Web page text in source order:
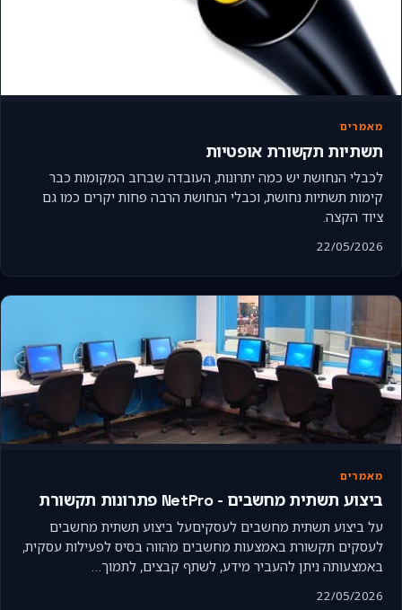
מאמרים
תשתיות תקשורת אופטיות
לכבלי הנחושת יש כמה יתרונות, העובדה שברוב המקומות כבר
קימות תשתיות נחושת, וכבלי הנחושת הרבה פחות יקרים כמו גם
ציוד הקצה.
22/05/2026
מאמרים
ביצוע תשתית מחשבים - NetPro פתרונות תקשורת
על ביצוע תשתית מחשבים לעסקיםעל ביצוע תשתית מחשבים
לעסקים תקשורת באמצעות מחשבים מהווה בסיס לפעילות עסקית,
באמצעותה ניתן להעביר מידע, לשתף קבצים, לתמוך…
22/05/2026